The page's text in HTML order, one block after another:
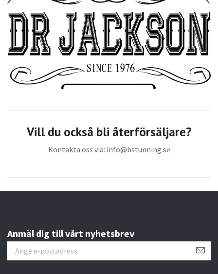
Vill du också bli återförsäljare?
Kontakta oss via: info@bstunning.se
Anmäl dig till vårt nyhetsbrev